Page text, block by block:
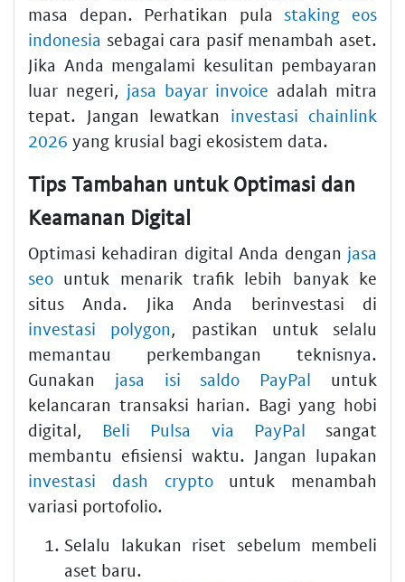
masa depan. Perhatikan pulastaking eos
indonesia sebagai cara pasif menambah aset.
Jika Anda mengalami kesulitan pembayaran
luar negeri, jasa bayar invoice adalah mitra
tepat. Jangan lewatkan investasi chainlink
2026 yang krusial bagi ekosistem data.
Tips Tambahan untuk Optimasi dan
Keamanan Digital
Optimasi kehadiran digital Anda dengan jasa
seo untuk menarik trafik lebih banyak ke
situs Anda. Jika Anda berinvestasi di
investasi polygon, pastikan untuk selalu
memantau perkembangan teknisnya.
Gunakan jasa isi saldo PayPal untuk
kelancaran transaksi harian. Bagi yang hobi
digital, Beli Pulsa via PayPal sangat
membantu efisiensi waktu. Jangan lupakan
investasi dash cryptountuk menambah
variasi portofolio.
Selalu lakukan riset sebelum membeli
aset baru.